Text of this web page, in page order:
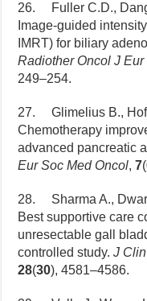
26. Fuller C.D., Dang
Image-guided
IMRT) for biliary
Radiother Oncol J
249–254.
27. Glimelius B.,
Chemotherapy
advanced pancreatic
Eur Soc Med Oncol,7(
28. Sharma A.,
Best supportive care
unresectable gall
controlled study.J
28(30), 4581–4586.